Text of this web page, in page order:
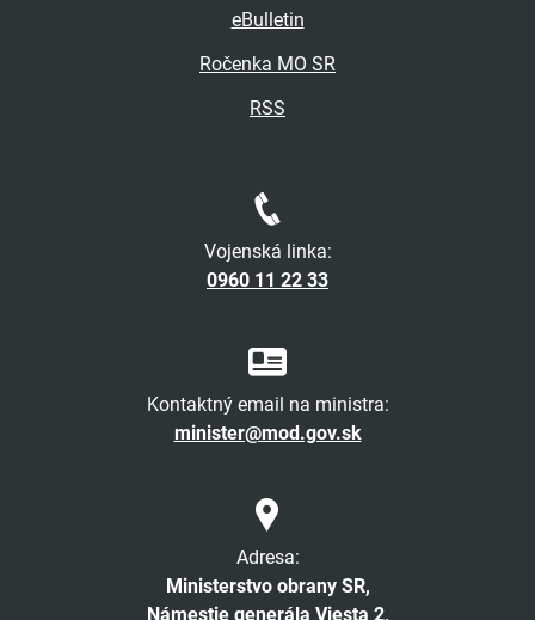
eBulletin
Ročenka MO SR
RSS
Vojenská linka:
0960 11 22 33
Kontaktný email na ministra:
minister@mod.gov.sk
Adresa:
Ministerstvo obrany SR,
Námestie generála Viesta 2,